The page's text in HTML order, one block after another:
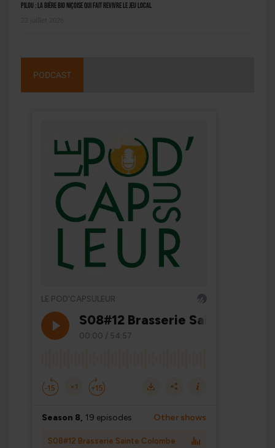
Pilou : la bière bio niçoise qui fait revivre le jeu local
PODCAST